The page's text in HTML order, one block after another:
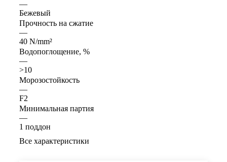
—
Бежевый
Прочность на сжатие
—
40 N/mm²
Водопоглощение, %
—
>10
Морозостойкость
—
F2
Минимальная партия
—
1 поддон
Все характеристики